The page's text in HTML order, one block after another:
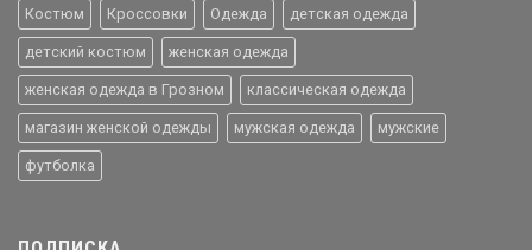
Костюм Кроссовки Одежда детская одежда
детский костюм женская одежда
женская одежда в Грозном классическая одежда
магазин женской одежды мужская одежда мужские
футболка